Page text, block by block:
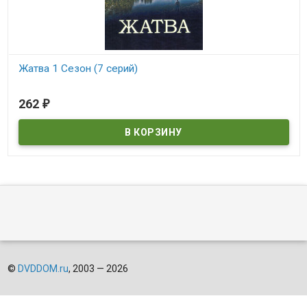
Жатва 1 Сезон (7 серий)
262 ₽
© DVDDOM.ru, 2003 — 2026